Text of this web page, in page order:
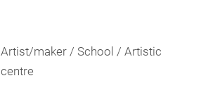
Artist/maker / School / Artistic
centre